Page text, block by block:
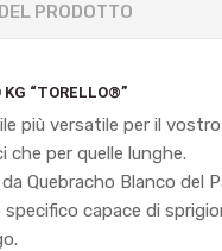
PRODOTTO
KG “TORELLO®”
più versatile per il
per quelle lunghe.
Quebracho Blanco del
capace di